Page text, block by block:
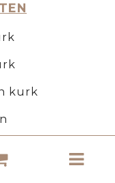
kurk